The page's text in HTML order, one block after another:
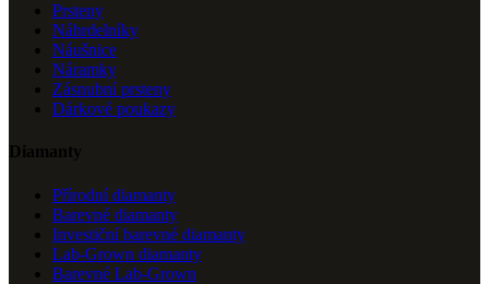
Prsteny
Náhrdelníky
Náušnice
Náramky
Zásnubní prsteny
Dárkové poukazy
Diamanty
Přírodní diamanty
Barevné diamanty
Investiční barevné diamanty
Lab-Grown diamanty
Barevné Lab-Grown